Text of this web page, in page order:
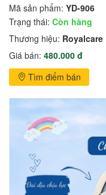
Mã sản phẩm: YD-906
Trạng thái: Còn hàng
Thương hiệu: Royalcare
Giá bán: 480.000 đ
Tìm điểm bán